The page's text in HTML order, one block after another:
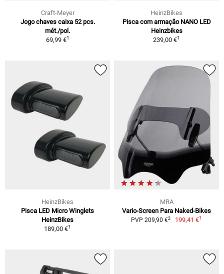
Craft-Meyer
Jogo chaves caixa 52 pcs.
mét./pol.
69,99 €1
HeinzBikes
Pisca com armação NANO LED
Heinzbikes
239,00 €1
HeinzBikes
Pisca LED Micro Winglets
HeinzBikes
189,00 €1
MRA
Vario-Screen Para Naked-Bikes
PVP 209,90 €2 199,41 €1